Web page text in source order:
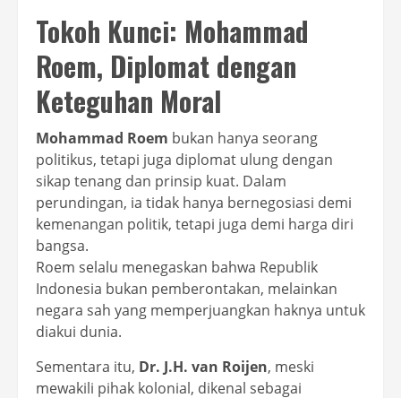
Tokoh Kunci: Mohammad
Roem, Diplomat dengan
Keteguhan Moral
Mohammad Roem bukan hanya seorang
politikus, tetapi juga diplomat ulung dengan
sikap tenang dan prinsip kuat. Dalam
perundingan, ia tidak hanya bernegosiasi demi
kemenangan politik, tetapi juga demi harga diri
bangsa.
Roem selalu menegaskan bahwa Republik
Indonesia bukan pemberontakan, melainkan
negara sah yang memperjuangkan haknya untuk
diakui dunia.
Sementara itu, Dr. J.H. van Roijen, meski
mewakili pihak kolonial, dikenal sebagai